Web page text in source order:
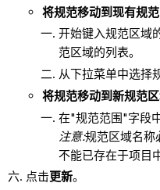
将规范移动到现有规范
开始键入规范区域
范区域的列表。
从下拉菜单中选择
将规范移动到新规范
在"规范范围"字段
注意:规范区域名称
不能已存在于项目中
点击更新。